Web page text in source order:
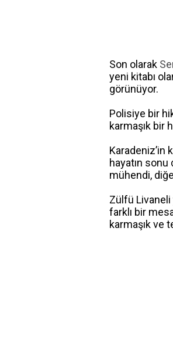
Son olarak
yeni kitabı
görünüyor.
Polisiye bir
karmaşık bir
Karadeniz’in
hayatın sonu
mühendi,
Zülfü Livaneli
farklı bir
karmaşık ve